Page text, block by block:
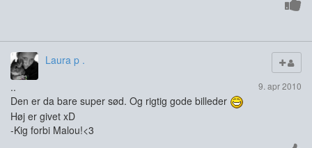
Laura p .
9. apr 2010
..
Den er da bare super sød. Og rigtig gode billeder
Høj er givet xD
-Kig forbi Malou!<3